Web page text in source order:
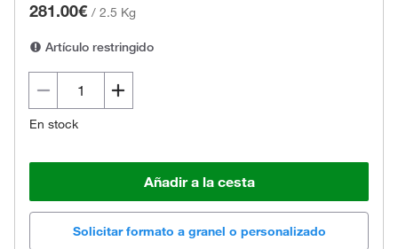
281.00€ / 2.5 Kg
Artículo restringido
En stock
Añadir a la cesta
Solicitar formato a granel o personalizado